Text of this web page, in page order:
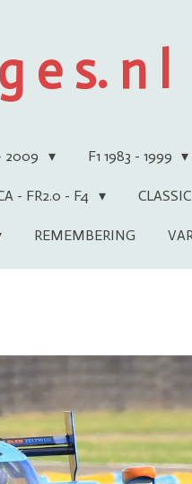
e s. n l
2009 F1 1983 - 1999
- FR2.0 - F4
REMEMBERING